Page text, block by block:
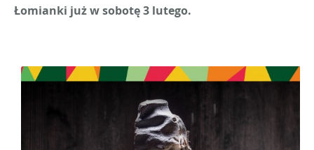
Łomianki już w sobotę 3 lutego.